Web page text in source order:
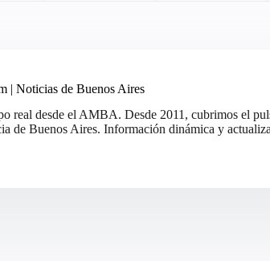
| Noticias de Buenos Aires
real desde el AMBA. Desde 2011, cubrimos el
de Buenos Aires. Información dinámica y